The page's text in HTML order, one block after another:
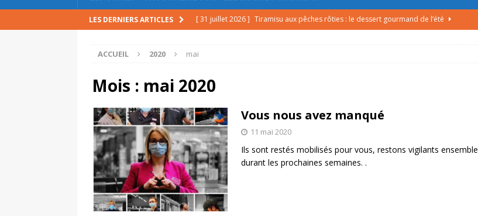
LES DERNIERS ARTICLES [ 31 juillet 2026 ] Tiramisu aux pêches rôties : le dessert gourmand de l’été
[ 23 juillet 2026 ]
mollets
PRINCIPALE
[ 10 juillet 2026 ]
PRINCIPALE
[ 7 août 2026 ]
PRINCIPALE
ACCUEIL 2020 mai
Mois : mai 2020
Vous nous avez manqué
11 mai 2020
Ils sont restés mobilisés pour vous, restons vigilants ensemble
durant les prochaines semaines. .